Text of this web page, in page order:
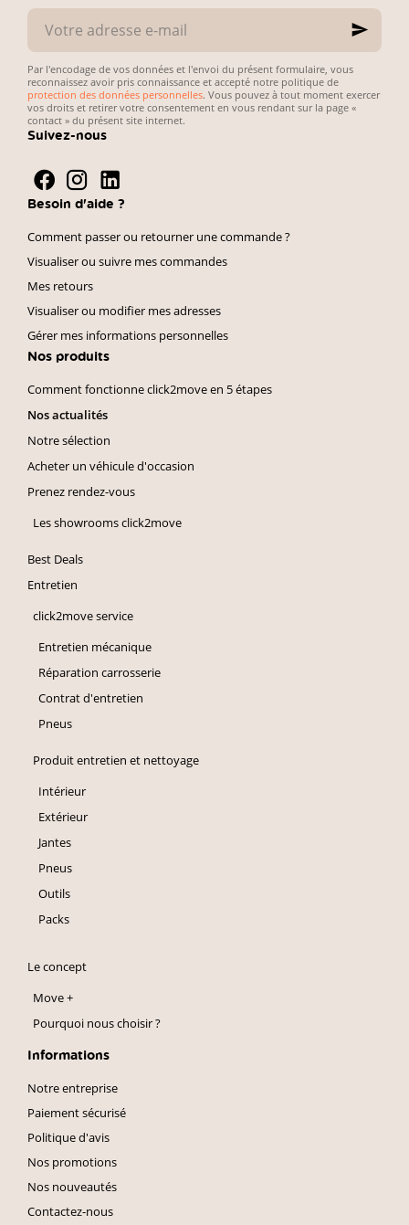
Votre
adresse
e-
mail
Par l'encodage de vos données et l'envoi du présent formulaire, vous
reconnaissez avoir pris connaissance et accepté notre politique de
protection des données personnelles. Vous pouvez à tout moment exercer
vos droits et retirer votre consentement en vous rendant sur la page «
contact » du présent site internet.
Suivez-nous
Besoin d'aide ?
Comment passer ou retourner une commande ?
Visualiser ou suivre mes commandes
Mes retours
Visualiser ou modifier mes adresses
Gérer mes informations personnelles
Nos produits
Comment fonctionne click2move en 5 étapes
Nos actualités
Notre sélection
Acheter un véhicule d'occasion
Prenez rendez-vous
Les showrooms click2move
Best Deals
Entretien
click2move service
Entretien mécanique
Réparation carrosserie
Contrat d'entretien
Pneus
Produit entretien et nettoyage
Intérieur
Extérieur
Jantes
Pneus
Outils
Packs
Le concept
Move +
Pourquoi nous choisir ?
Informations
Notre entreprise
Paiement sécurisé
Politique d'avis
Nos promotions
Nos nouveautés
Contactez-nous